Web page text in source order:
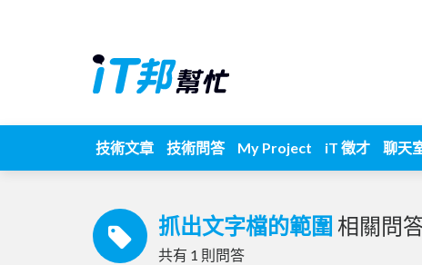
技術文章 技術問答 My Project iT 徵才 聊天
抓出文字檔的範圍 相關問
共有 1 則問答